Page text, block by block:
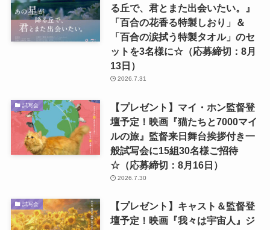
る丘で、君とまた出会いたい。』
「百合の花香る特製しおり」＆
「百合の涙拭う特製タオル」のセ
ットを3名様に☆（応募締切：8月
13日）
2026.7.31
試写会
【プレゼント】マイ・ホン監督登
壇予定！映画『猫たちと7000マイ
ルの旅』監督来日舞台挨拶付き一
般試写会に15組30名様ご招待
☆（応募締切：8月16日）
2026.7.30
試写会
【プレゼント】キャスト＆監督登
壇予定！映画『我々は宇宙人』ジ